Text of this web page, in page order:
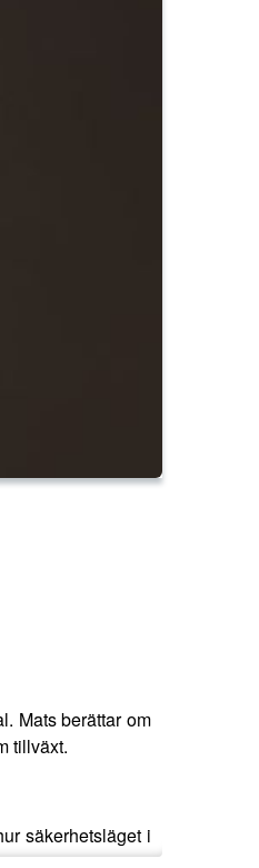
Mats berättar om
tillväxt.
säkerhetsläget i